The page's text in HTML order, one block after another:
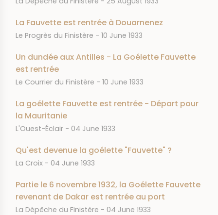
La Fauvette est rentrée à Douarnenez
JOURNAL
Le Progrès du Finistère DATE
10 June 1933
Un dundée aux Antilles - La Goélette Fauvette
est rentrée
JOURNAL
Le Courrier du Finistère DATE
10 June 1933
La goélette Fauvette est rentrée - Départ pour
la Mauritanie
JOURNAL
L'Ouest-Éclair DATE
04 June 1933
Qu'est devenue la goélette "Fauvette" ?
JOURNAL
La Croix DATE
04 June 1933
Partie le 6 novembre 1932, la Goélette Fauvette
revenant de Dakar est rentrée au port
JOURNAL
La Dépêche du Finistère DATE
04 June 1933